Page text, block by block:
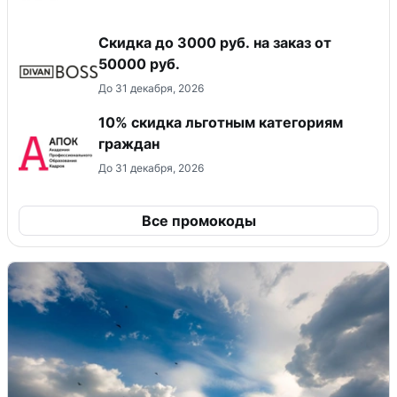
Скидка до 3000 руб. на заказ от
50000 руб.
До 31 декабря, 2026
10% скидка льготным категориям
граждан
До 31 декабря, 2026
Все промокоды